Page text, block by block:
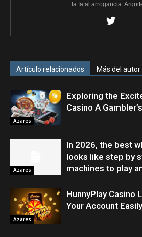
la fatal arrogancia:
Artículo relacionados Más del autor
Azares
Exploring the
Casino A
Azares
In 2026, the best
looks like step by
machines to play
Azares
HunnyPlay Casino
Your Account Easily